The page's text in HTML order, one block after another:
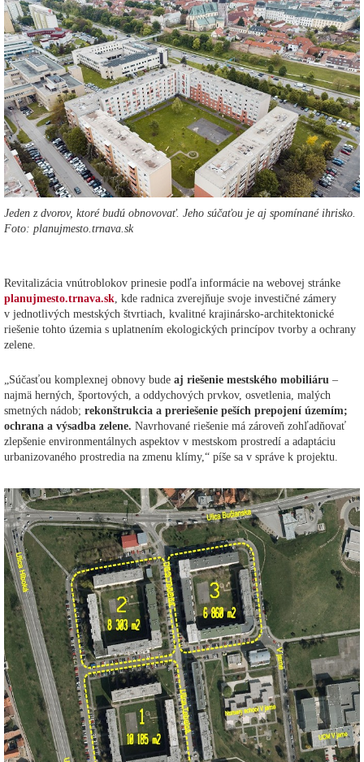
Jeden z dvorov, ktoré budú obnovovať. Jeho súčaťou je aj spomínané ihrisko.
Foto: planujmesto.trnava.sk
Revitalizácia vnútroblokov prinesie podľa informácie na webovej stránke
planujmesto.trnava.sk, kde radnica zverejňuje svoje investičné zámery
v jednotlivých mestských štvrtiach, kvalitné krajinársko-architektonické
riešenie tohto územia s uplatnením ekologických princípov tvorby a ochrany
zelene.
„Súčasťou komplexnej obnovy bude aj riešenie mestského mobiliáru –
najmä herných, športových, a oddychových prvkov, osvetlenia, malých
smetných nádob; rekonštrukcia a preriešenie peších prepojení územím;
ochrana a výsadba zelene. Navrhované riešenie má zároveň zohľadňovať
zlepšenie environmentálnych aspektov v mestskom prostredí a adaptáciu
urbanizovaného prostredia na zmenu klímy,“ píše sa v správe k projektu.